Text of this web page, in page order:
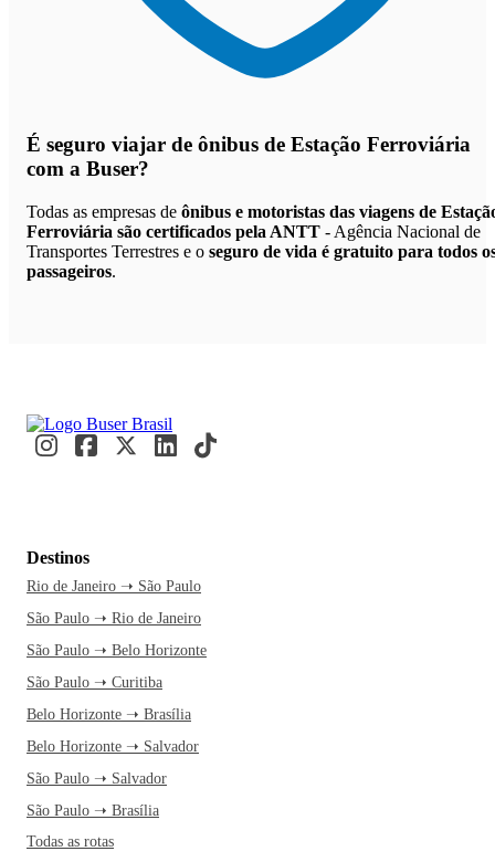
É seguro viajar de ônibus de Estação Ferroviária
com a Buser?
Todas as empresas de ônibus e motoristas das viagens de
Ferroviária são certificados pela ANTT - Agência Nacional de
Transportes Terrestres e o seguro de vida é gratuito para todos
passageiros.
Destinos
Rio de Janeiro ➝ São Paulo
São Paulo ➝ Rio de Janeiro
São Paulo ➝ Belo Horizonte
São Paulo ➝ Curitiba
Belo Horizonte ➝ Brasília
Belo Horizonte ➝ Salvador
São Paulo ➝ Salvador
São Paulo ➝ Brasília
Todas as rotas